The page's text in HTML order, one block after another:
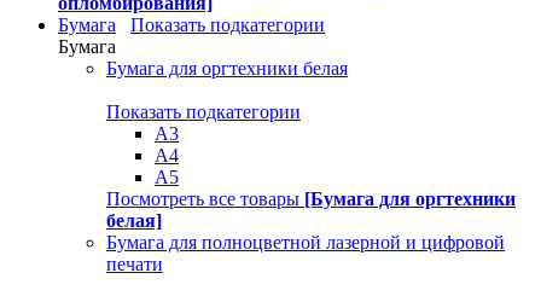
Бумага
Показать подкатегории
Бумага
Бумага для оргтехники белая
Показать подкатегории
A3
A4
A5
Посмотреть все товары [Бумага для оргтехники
белая]
Бумага для полноцветной лазерной и цифровой
печати